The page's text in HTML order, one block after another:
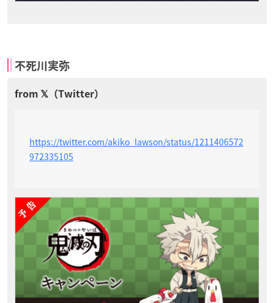
不死川実弥
https://twitter.com/akiko_lawson/status/1211406572
972335105